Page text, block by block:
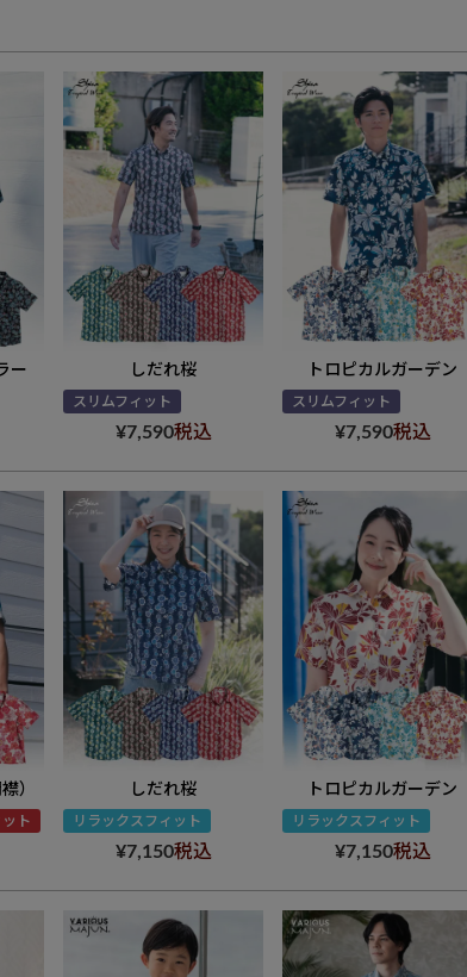
ー しだれ桜
スリムフィット
¥7,590税込
トロピカルガーデン
スリムフィット
¥7,590税込
）
ット
しだれ桜
リラックスフィット
¥7,150税込
トロピカルガーデン
リラックスフィット
¥7,150税込